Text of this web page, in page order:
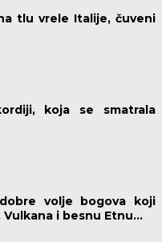
tlu vrele Italije, čuveni
koja se smatrala
volje bogova koji
i besnu Etnu…